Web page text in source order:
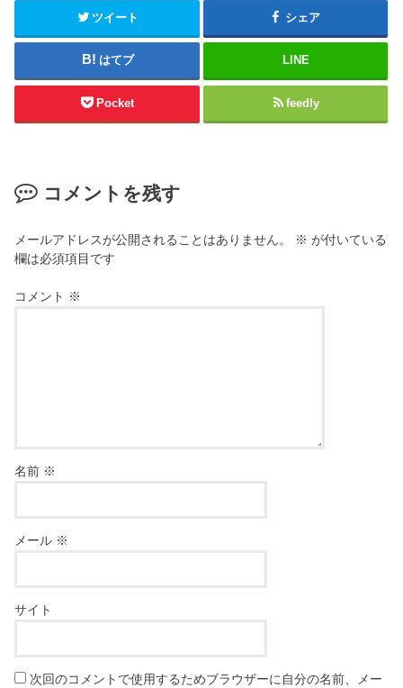
ツイート シェア
はてブ LINE
Pocket feedly
コメントを残す
メールアドレスが公開されることはありません。 ※ が付いている
欄は必須項目です
コメント ※
名前 ※
メール ※
サイト
次回のコメントで使用するためブラウザーに自分の名前、メー